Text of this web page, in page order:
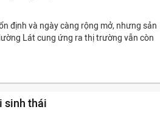
định và ngày càng rộng mở, nhưng sản
Lát cung ứng ra thị trường vẫn còn
sinh thái